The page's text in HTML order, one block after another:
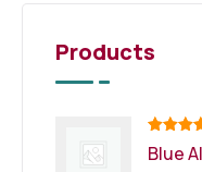
Products
Note
5.00
sur 5
Blue